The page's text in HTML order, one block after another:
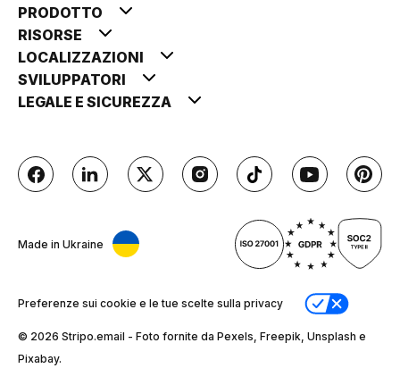
PRODOTTO
RISORSE
LOCALIZZAZIONI
SVILUPPATORI
LEGALE E SICUREZZA
Made in Ukraine
Preferenze sui cookie e le tue scelte sulla privacy
© 2026 Stripо.email - Foto fornite da Pexels, Freepik, Unsplash e
Pixabay.